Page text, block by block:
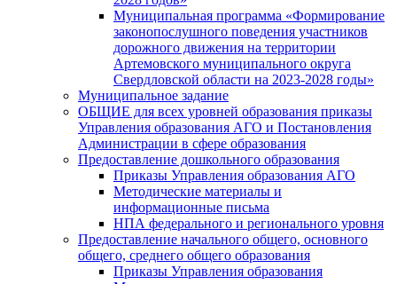
Муниципальная программа «Формирование
законопослушного поведения участников
дорожного движения на территории
Артемовского муниципального округа
Свердловской области на 2023-2028 годы»
Муниципальное задание
ОБЩИЕ для всех уровней образования приказы
Управления образования АГО и Постановления
Администрации в сфере образования
Предоставление дошкольного образования
Приказы Управления образования АГО
Методические материалы и
информационные письма
НПА федерального и регионального уровня
Предоставление начального общего, основного
общего, среднего общего образования
Приказы Управления образования